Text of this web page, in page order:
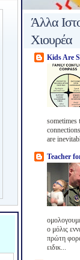
Άλλα
Χιουρέα
Kids Are
are
Teacher
ο μόλις
πρώτη
ειδικ...